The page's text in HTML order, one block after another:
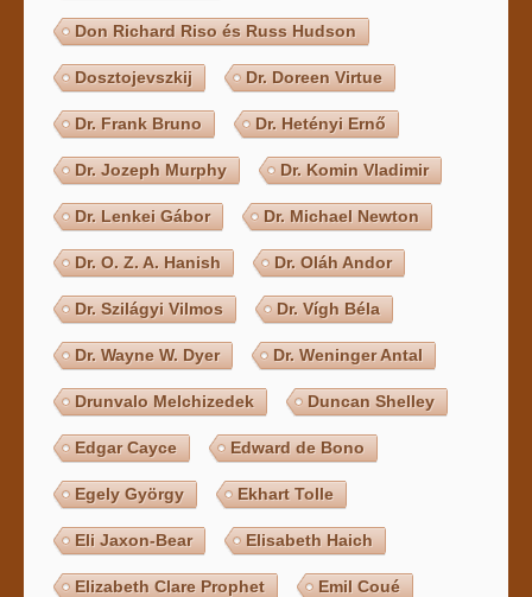
Don Richard Riso és Russ Hudson
Dosztojevszkij Dr. Doreen Virtue
Dr. Frank Bruno Dr. Hetényi Ernő
Dr. Jozeph Murphy Dr. Komin Vladimir
Dr. Lenkei Gábor Dr. Michael Newton
Dr. O. Z. A. Hanish Dr. Oláh Andor
Dr. Szilágyi Vilmos Dr. Vígh Béla
Dr. Wayne W. Dyer Dr. Weninger Antal
Drunvalo Melchizedek Duncan Shelley
Edgar Cayce Edward de Bono
Egely György Ekhart Tolle
Eli Jaxon-Bear Elisabeth Haich
Elizabeth Clare Prophet Emil Coué